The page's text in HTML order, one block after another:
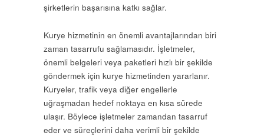
şirketlerin başarısına katkı sağlar.
Kurye hizmetinin en önemli avantajlarından biri
zaman tasarrufu sağlamasıdır. İşletmeler,
önemli belgeleri veya paketleri hızlı bir şekilde
göndermek için kurye hizmetinden yararlanır.
Kuryeler, trafik veya diğer engellerle
uğraşmadan hedef noktaya en kısa sürede
ulaşır. Böylece işletmeler zamandan tasarruf
eder ve süreçlerini daha verimli bir şekilde